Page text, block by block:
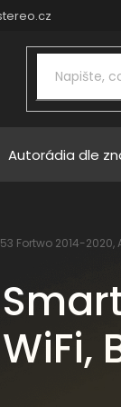
Autorádia dle
Fortwo 2014-2020,